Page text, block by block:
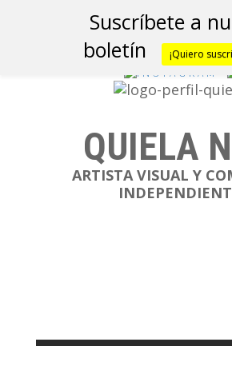
QUIELA
ARTISTA VISUAL Y
Suscríbete a
boletín
¡Quiero